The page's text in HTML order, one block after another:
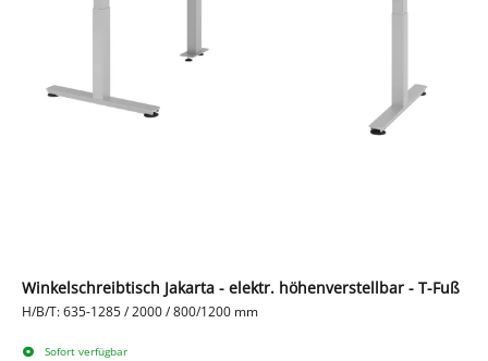
Winkelschreibtisch Jakarta - elektr. höhenverstellbar - T-Fuß
H/B/T: 635-1285 / 2000 / 800/1200 mm
Sofort verfügbar